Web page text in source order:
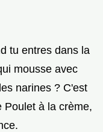
tu entres dans la
mousse avec
narines ? C'est
Poulet à la crème,